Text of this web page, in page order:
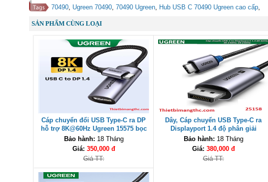
70490, Ugreen 70490, 70490 Ugreen, Hub USB C 70490 Ugreen cao cấp,
SẢN PHẨM CÙNG LOẠI
Cáp chuyển đổi USB Type-C ra DP
hỗ trợ 8K@60Hz Ugreen 15575 bọc
nhôm cao cấp
Bảo hành: 18 Tháng
Giá: 350,000 đ
Giá TT:
Dây, Cáp chuyển USB Type-C ra
Displayport 1.4 độ phân giải
8K@60Hz dài 2m Ugreen 25158 cao
cấp
Bảo hành: 18 Tháng
Giá: 380,000 đ
Giá TT: